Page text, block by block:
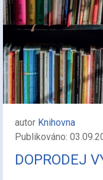
autor Knihovna
Publikováno:
DOPRODEJ